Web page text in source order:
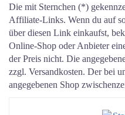
Die mit Sternchen (*)
Affiliate-Links. Wenn du auf
über diesen Link einkaufst,
Online-Shop oder Anbieter
der Preis nicht. Die
zzgl. Versandkosten. Der bei
angegebenen Shop